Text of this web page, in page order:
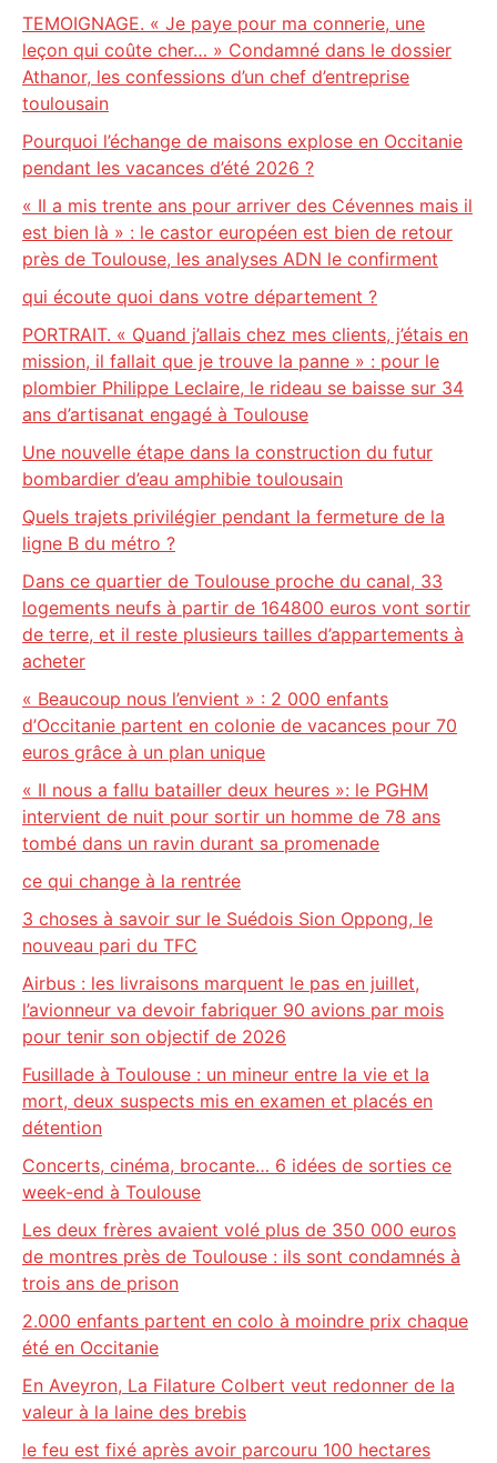
TEMOIGNAGE. « Je paye pour ma connerie, une
leçon qui coûte cher… » Condamné dans le dossier
Athanor, les confessions d’un chef d’entreprise
toulousain
Pourquoi l’échange de maisons explose en Occitanie
pendant les vacances d’été 2026 ?
« Il a mis trente ans pour arriver des Cévennes mais il
est bien là » : le castor européen est bien de retour
près de Toulouse, les analyses ADN le confirment
qui écoute quoi dans votre département ?
PORTRAIT. « Quand j’allais chez mes clients, j’étais en
mission, il fallait que je trouve la panne » : pour le
plombier Philippe Leclaire, le rideau se baisse sur 34
ans d’artisanat engagé à Toulouse
Une nouvelle étape dans la construction du futur
bombardier d’eau amphibie toulousain
Quels trajets privilégier pendant la fermeture de la
ligne B du métro ?
Dans ce quartier de Toulouse proche du canal, 33
logements neufs à partir de 164800 euros vont sortir
de terre, et il reste plusieurs tailles d’appartements à
acheter
« Beaucoup nous l’envient » : 2 000 enfants
d’Occitanie partent en colonie de vacances pour 70
euros grâce à un plan unique
« Il nous a fallu batailler deux heures »: le PGHM
intervient de nuit pour sortir un homme de 78 ans
tombé dans un ravin durant sa promenade
ce qui change à la rentrée
3 choses à savoir sur le Suédois Sion Oppong, le
nouveau pari du TFC
Airbus : les livraisons marquent le pas en juillet,
l’avionneur va devoir fabriquer 90 avions par mois
pour tenir son objectif de 2026
Fusillade à Toulouse : un mineur entre la vie et la
mort, deux suspects mis en examen et placés en
détention
Concerts, cinéma, brocante… 6 idées de sorties ce
week-end à Toulouse
Les deux frères avaient volé plus de 350 000 euros
de montres près de Toulouse : ils sont condamnés à
trois ans de prison
2.000 enfants partent en colo à moindre prix chaque
été en Occitanie
En Aveyron, La Filature Colbert veut redonner de la
valeur à la laine des brebis
le feu est fixé après avoir parcouru 100 hectares